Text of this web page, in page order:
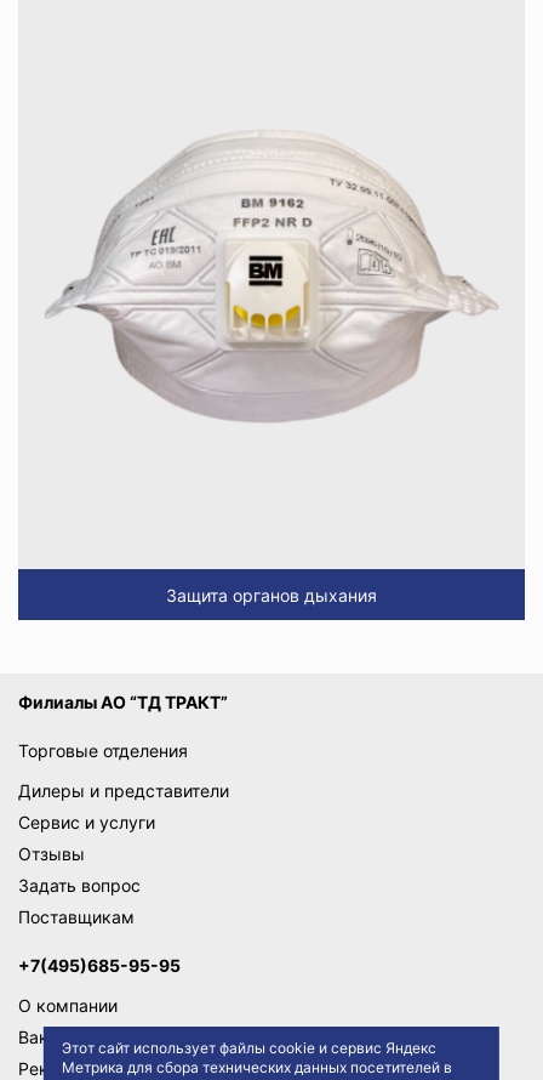
Этот сайт использует файлы cookie и сервис Яндекс
Метрика для сбора технических данных посетителей в
Защита органов дыхания
Филиалы АО “ТД ТРАКТ”
Торговые отделения
Дилеры и представители
Сервис и услуги
Отзывы
Задать вопрос
Поставщикам
+7(495)685-95-95
О компании
Вакансии
Реквизиты